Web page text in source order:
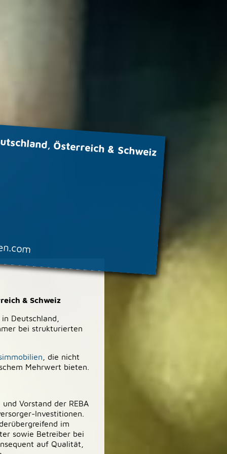
Österreich & Schweiz
& Schweiz
Deutschland,
bei strukturierten
, die nicht
Mehrwert bieten.
Vorstand der REBA
Investitionen.
im
sowie Betreiber bei
auf Qualität,